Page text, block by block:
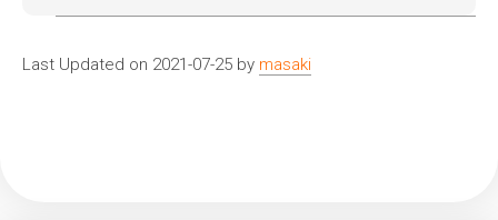
Last Updated on 2021-07-25 by masaki